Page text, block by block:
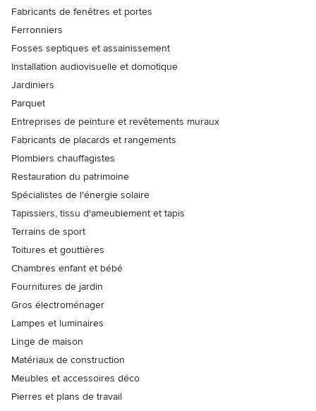
Fabricants de fenêtres et portes
Ferronniers
Fosses septiques et assainissement
Installation audiovisuelle et domotique
Jardiniers
Parquet
Entreprises de peinture et revêtements muraux
Fabricants de placards et rangements
Plombiers chauffagistes
Restauration du patrimoine
Spécialistes de l'énergie solaire
Tapissiers, tissu d'ameublement et tapis
Terrains de sport
Toitures et gouttières
Chambres enfant et bébé
Fournitures de jardin
Gros électroménager
Lampes et luminaires
Linge de maison
Matériaux de construction
Meubles et accessoires déco
Pierres et plans de travail